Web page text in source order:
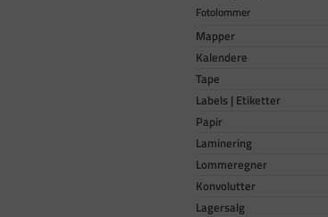
Fotolommer
Mapper
Kalendere
Tape
Labels | Etiketter
Papir
Laminering
Lommeregner
Konvolutter
Lagersalg